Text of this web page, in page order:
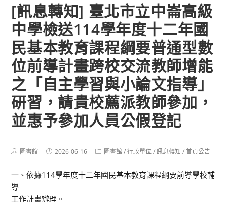
[訊息轉知] 臺北市立中崙高級
中學檢送114學年度十二年國
民基本教育課程綱要普通型數
位前導計畫跨校交流教師增能
之「自主學習與小論文指導」
研習，請貴校薦派教師參加，
並惠予參加人員公假登記
Post圖書館
Post2026-06-16
Post圖書館 / 行政單位 / 訊息轉知 / 首頁公告
一、依據114學年度十二年國民基本教育課程綱要前導學校輔
導
工作計畫辦理。